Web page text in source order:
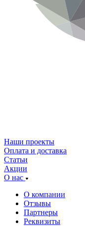
Наши проекты
Оплата и доставка
Статьи
Акции
О нас
О компании
Отзывы
Партнеры
Реквизиты